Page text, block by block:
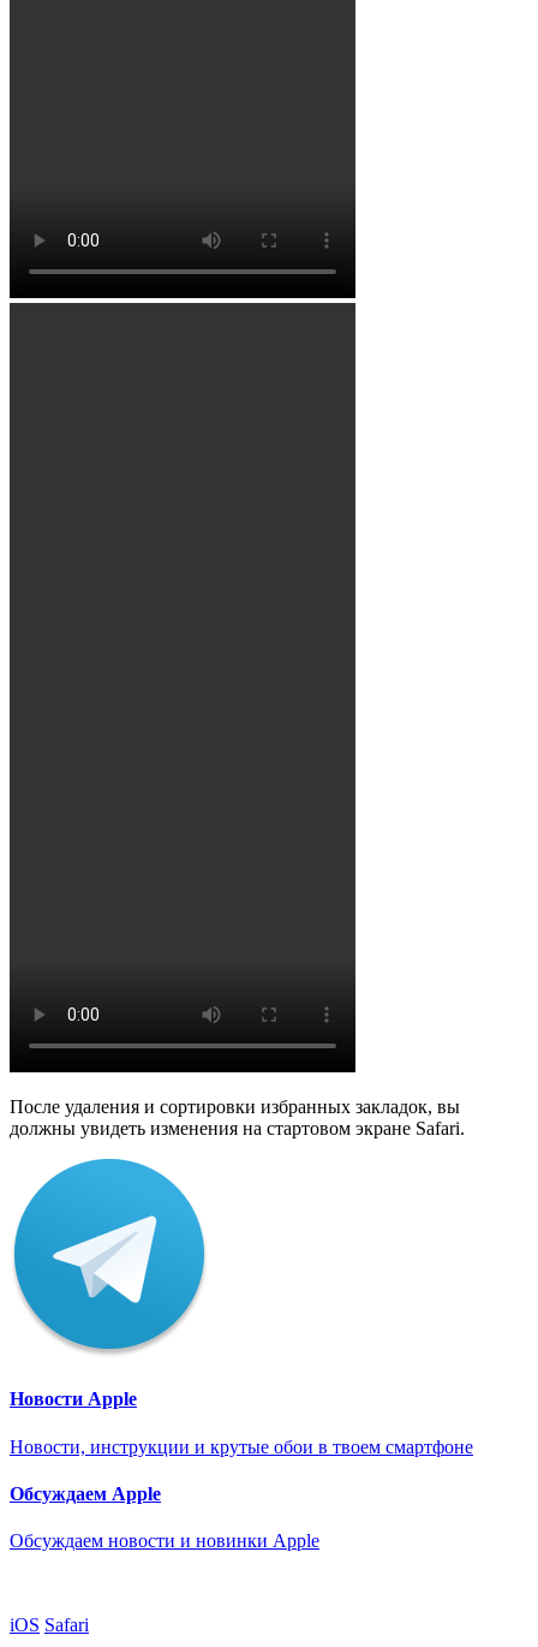
После удаления и сортировки избранных закладок, вы
должны увидеть изменения на стартовом экране Safari.
Новости Apple
Новости, инструкции и крутые обои в твоем смартфоне
Обсуждаем Apple
Обсуждаем новости и новинки Apple
iOS Safari